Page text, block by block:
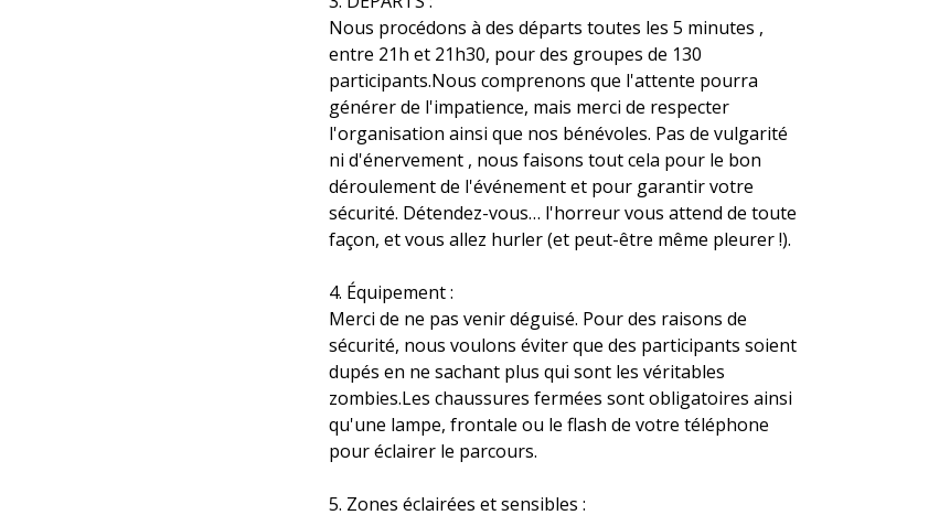
Nous procédons à des départs toutes les 5 minutes ,
entre 21h et 21h30, pour des groupes de 130
participants.Nous comprenons que l'attente pourra
générer de l'impatience, mais merci de respecter
l'organisation ainsi que nos bénévoles. Pas de vulgarité
ni d'énervement , nous faisons tout cela pour le bon
déroulement de l'événement et pour garantir votre
sécurité. Détendez-vous… l'horreur vous attend de toute
façon, et vous allez hurler (et peut-être même pleurer !).
4. Équipement :
Merci de ne pas venir déguisé. Pour des raisons de
sécurité, nous voulons éviter que des participants soient
dupés en ne sachant plus qui sont les véritables
zombies.Les chaussures fermées sont obligatoires ainsi
qu'une lampe, frontale ou le flash de votre téléphone
pour éclairer le parcours.
5. Zones éclairées et sensibles :